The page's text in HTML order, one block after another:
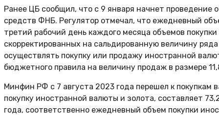
Ранее ЦБ сообщил, что с 9 января начнет
средств ФНБ. Регулятор отмечал, что ежедневный
третий рабочий день каждого месяца объемов
скорректированных на сальдированную величину
осуществлять покупку или продажу иностранной
бюджетного правила на величину продаж в размере
Минфин РФ с 7 августа 2023 года перешел к
покупку иностранной валюты и золота, составляет
года, соответственно ежедневный объем покупки